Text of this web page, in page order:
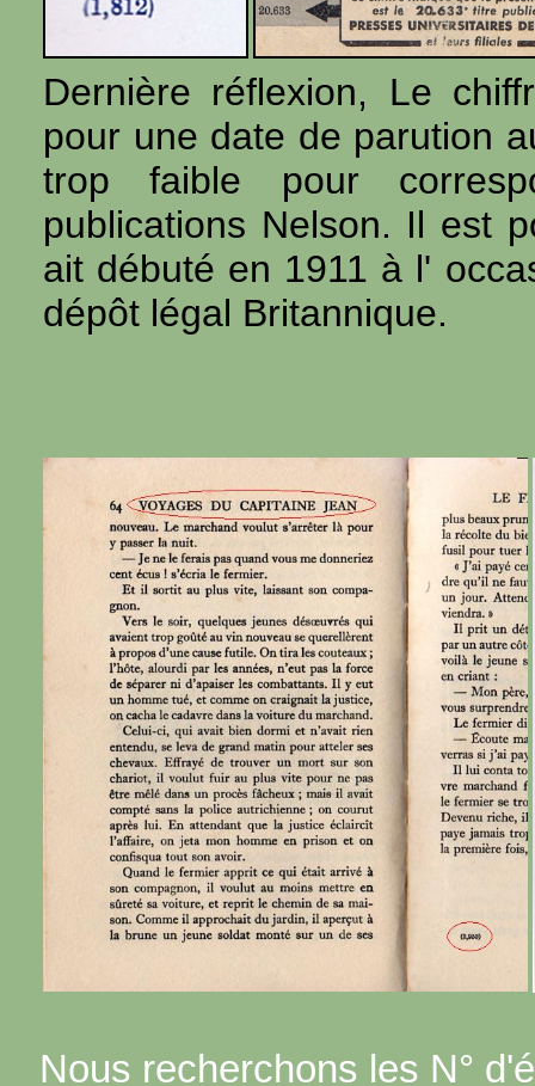
Dernière réflexion, Le
pour une date de parution
trop faible pour
publications Nelson. Il est
ait débuté en 1911 à l'
dépôt légal Britannique.
Nous recherchons les N°